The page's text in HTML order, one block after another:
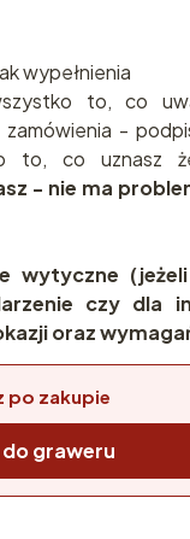
wypełnienia
to, co
-
to, co uznasz
- nie ma
wytyczne
czy dla
oraz
po zakupie
graweru